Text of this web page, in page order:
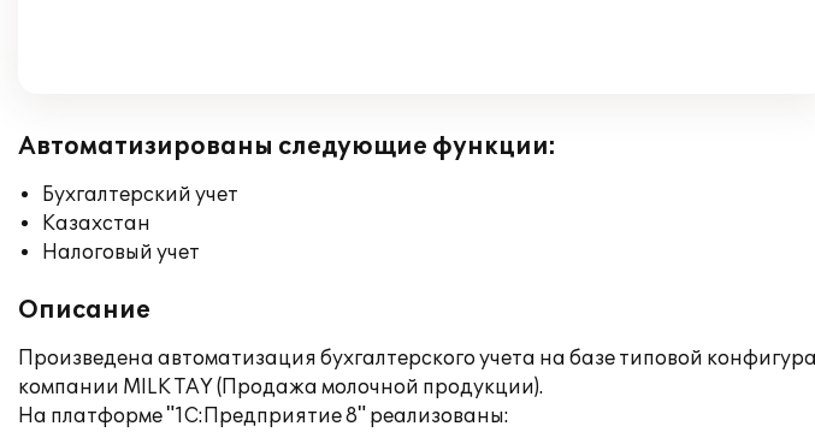
Автоматизированы следующие функции:
Бухгалтерский учет
Казахстан
Налоговый учет
Описание
Произведена автоматизация бухгалтерского учета на базе типовой
компании MILK TAY (Продажа молочной продукции).
На платформе "1С:Предприятие 8" реализованы: